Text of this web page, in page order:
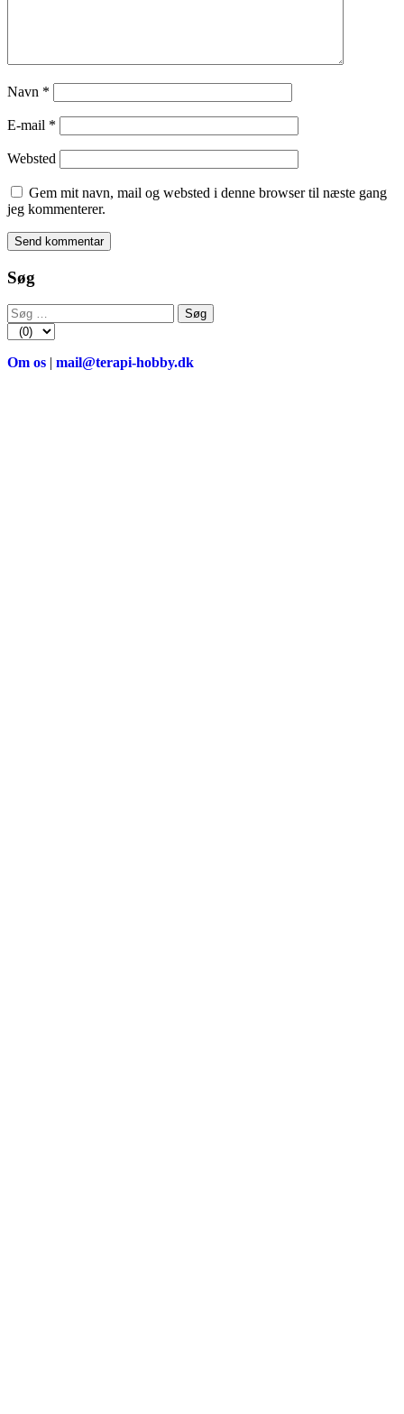
Navn *
E-mail *
Websted
Gem mit navn, mail og websted i denne browser til næste gang
jeg kommenterer.
Søg
Søg
efter:
Om os | mail@terapi-hobby.dk